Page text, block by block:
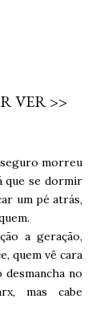
VER >>
morreu
que se dormir
um pé atrás,
a geração,
quem vê cara
no
mas cabe